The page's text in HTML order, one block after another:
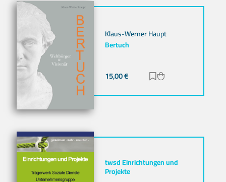
Klaus-Werner Haupt
Bertuch
15,00€ Zur Merkliste
twsd Einrichtungen und
Projekte